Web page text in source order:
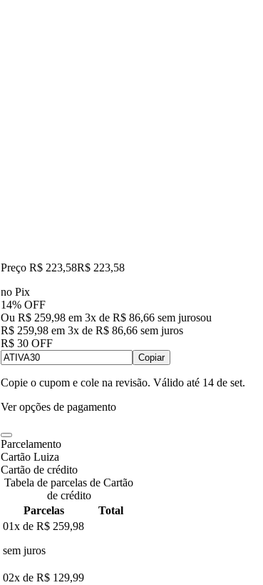
Preço R$ 223,58R$ 223,58
no Pix
14% OFF
Ou R$ 259,98 em 3x de R$ 86,66 sem jurosou
R$ 259,98 em 3x de R$ 86,66 sem juros
R$ 30 OFF
Copiar
Copie o cupom e cole na revisão. Válido até 14 de set.
Ver opções de pagamento
Parcelamento
Cartão Luiza
Cartão de crédito
Tabela de parcelas de Cartão
de crédito
Parcelas
Total
01x de R$ 259,98
sem juros
02x de R$ 129,99